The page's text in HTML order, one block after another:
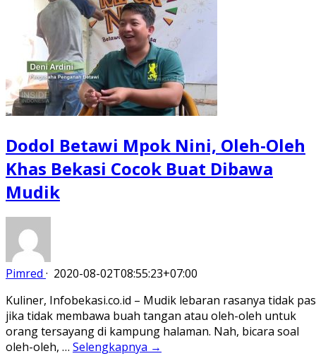
Dodol Betawi Mpok Nini, Oleh-Oleh
Khas Bekasi Cocok Buat Dibawa
Mudik
Pimred · 2020-08-02T08:55:23+07:00
Kuliner, Infobekasi.co.id – Mudik lebaran rasanya tidak pas
jika tidak membawa buah tangan atau oleh-oleh untuk
orang tersayang di kampung halaman. Nah, bicara soal
oleh-oleh, … Selengkapnya →